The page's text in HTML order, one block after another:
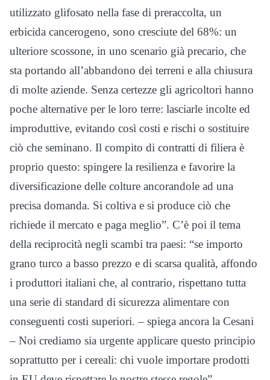
utilizzato glifosato nella fase di preraccolta, un
erbicida cancerogeno, sono cresciute del 68%: un
ulteriore scossone, in uno scenario già precario, che
sta portando all’abbandono dei terreni e alla chiusura
di molte aziende. Senza certezze gli agricoltori hanno
poche alternative per le loro terre: lasciarle incolte ed
improduttive, evitando così costi e rischi o sostituire
ciò che seminano. Il compito di contratti di filiera è
proprio questo: spingere la resilienza e favorire la
diversificazione delle colture ancorandole ad una
precisa domanda. Si coltiva e si produce ciò che
richiede il mercato e paga meglio”. C’è poi il tema
della reciprocità negli scambi tra paesi: “se importo
grano turco a basso prezzo e di scarsa qualità, affondo
i produttori italiani che, al contrario, rispettano tutta
una serie di standard di sicurezza alimentare con
conseguenti costi superiori. – spiega ancora la Cesani
– Noi crediamo sia urgente applicare questo principio
soprattutto per i cereali: chi vuole importare prodotti